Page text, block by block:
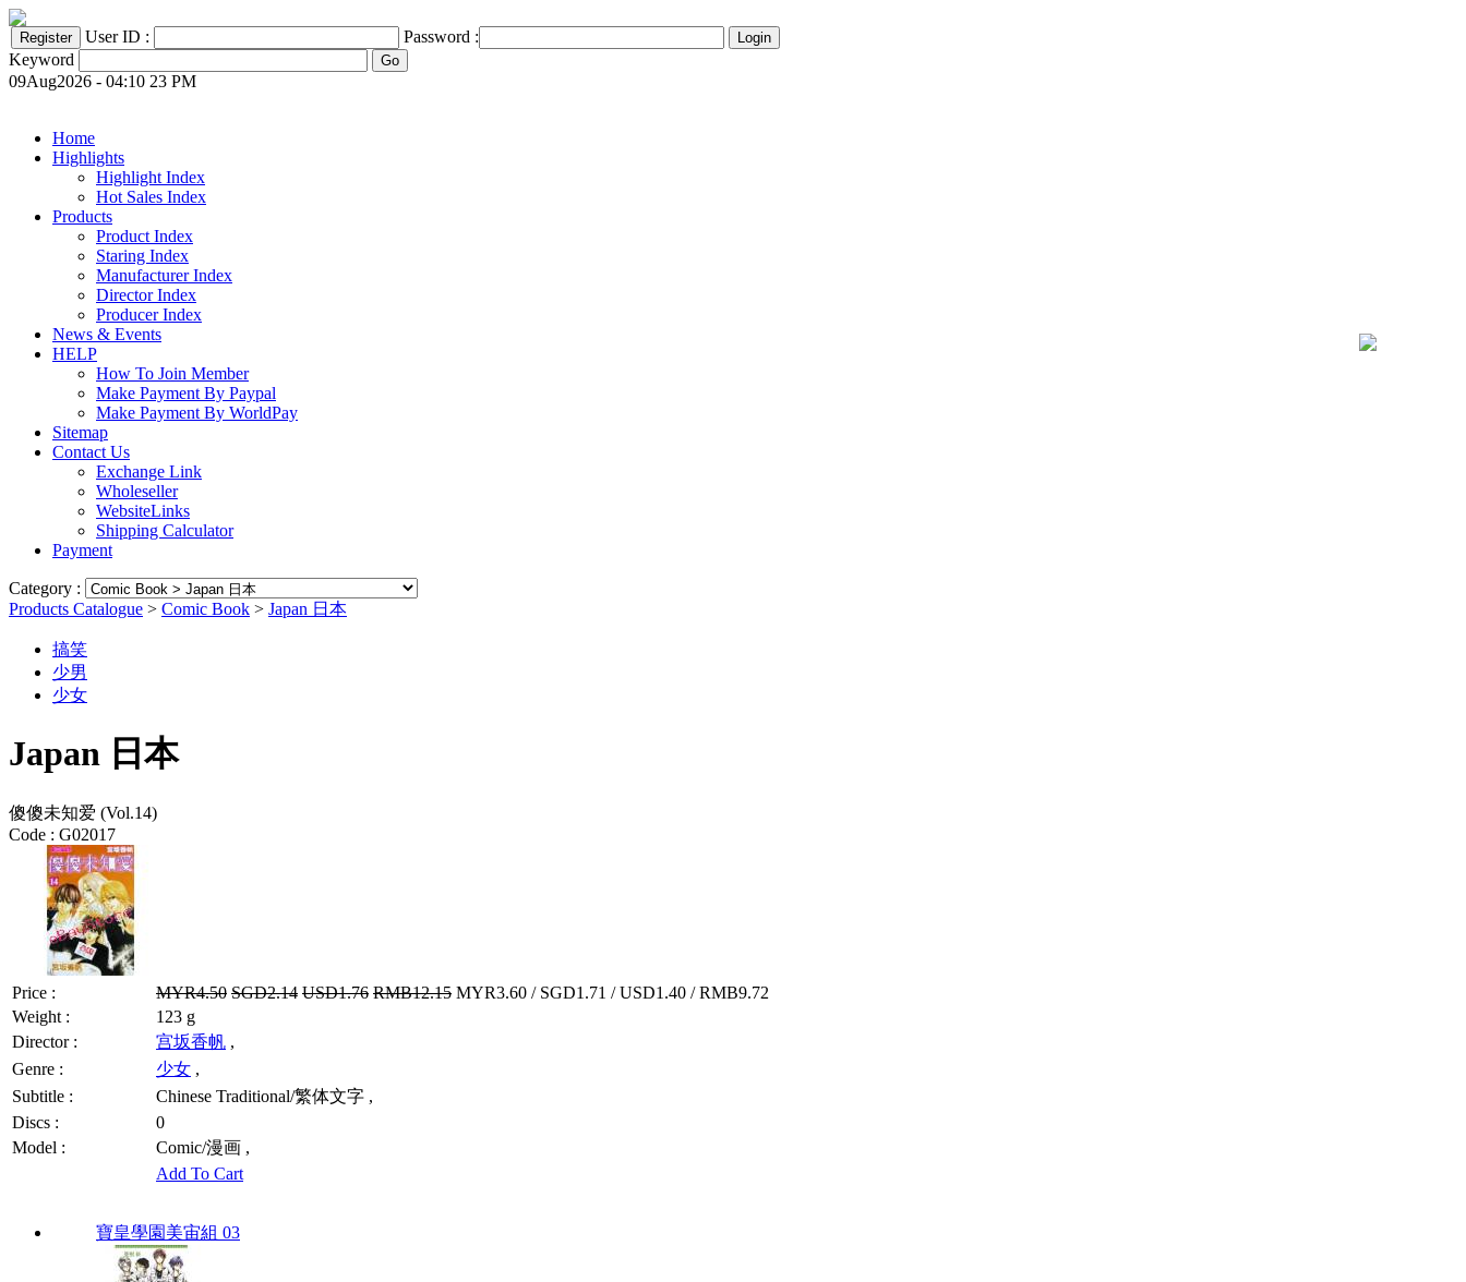
User ID :
Password :
Keyword
09Aug2026 - 04:10 23 PM
Home
Highlights
Highlight Index
Hot Sales Index
Products
Product Index
Staring Index
Manufacturer Index
Director Index
Producer Index
News & Events
HELP
How To Join Member
Make Payment By Paypal
Make Payment By WorldPay
Sitemap
Contact Us
Exchange Link
Wholeseller
WebsiteLinks
Shipping Calculator
Payment
Category :
Products Catalogue > Comic Book > Japan 日本
搞笑
少男
少女
Japan 日本
傻傻未知爱 (Vol.14)
Code : G02017
Price : MYR4.50 SGD2.14 USD1.76 RMB12.15 MYR3.60 / SGD1.71 / USD1.40 / RMB9.72
Weight :
123 g
Director :
宫坂香帆 ,
Genre :
少女 ,
Subtitle :
Chinese Traditional/繁体文字 ,
Discs :
0
Model :
Comic/漫画 ,
Add To Cart
寶皇學園美宙組 03